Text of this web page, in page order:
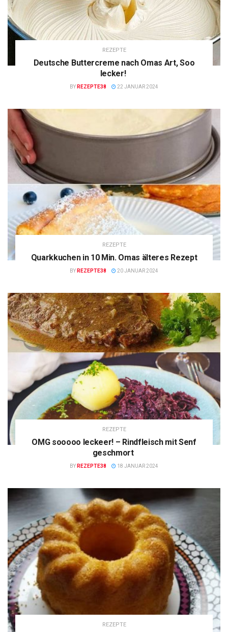
REZEPTE
Deutsche Buttercreme nach Omas Art, Soo
lecker!
BY REZEPTE38 22 JANUAR 2024
REZEPTE
Quarkkuchen in 10 Min. Omas älteres Rezept
BY REZEPTE38 20 JANUAR 2024
REZEPTE
OMG sooooo leckeer! – Rindfleisch mit Senf
geschmort
BY REZEPTE38 18 JANUAR 2024
REZEPTE